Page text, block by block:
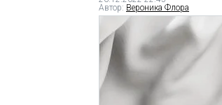
Автор: Вероника Флора